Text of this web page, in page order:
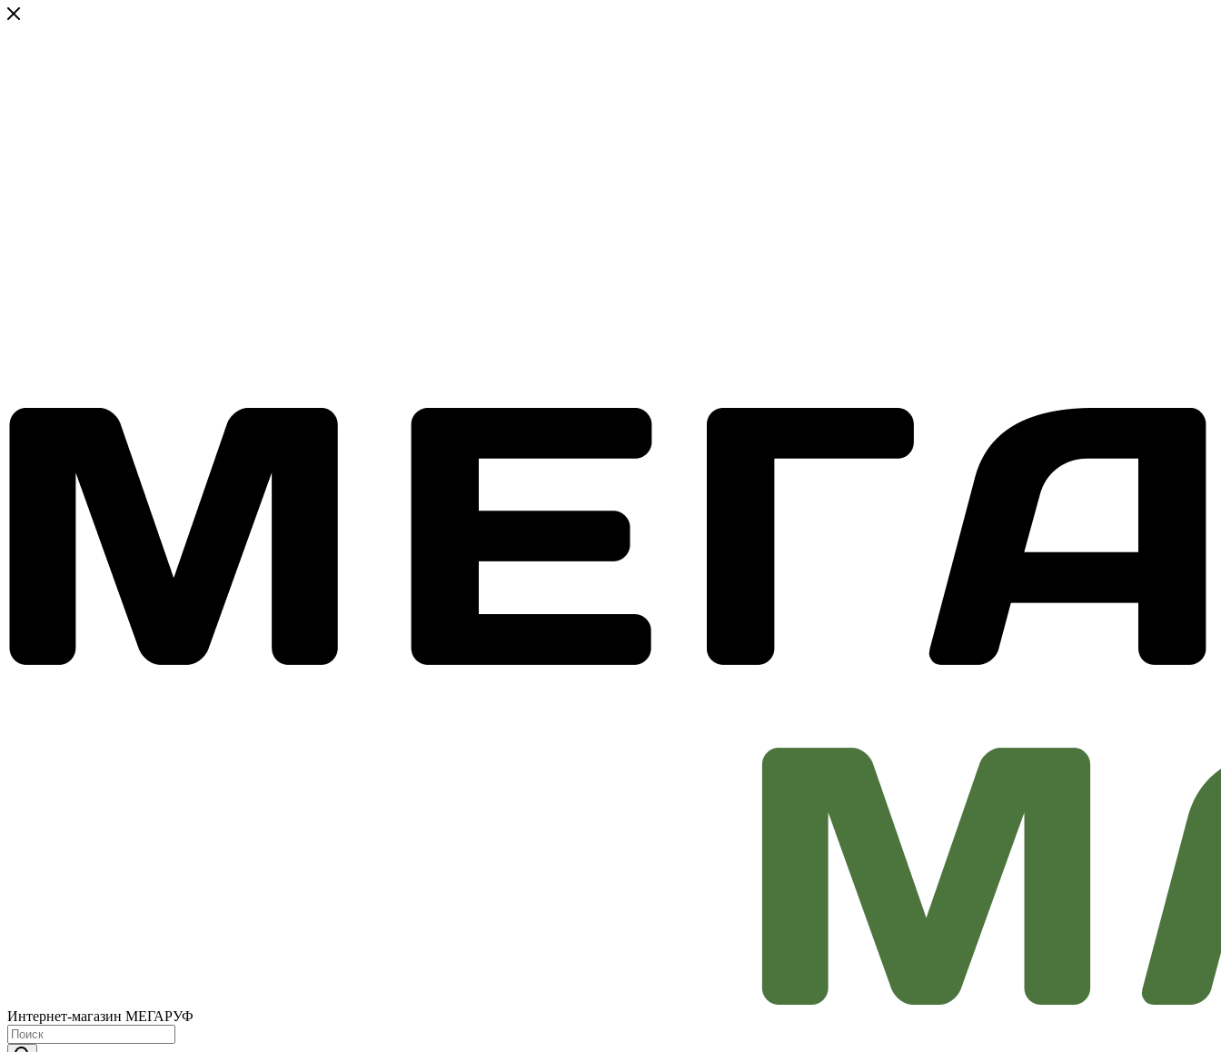
Интернет-магазин МЕГАРУФ